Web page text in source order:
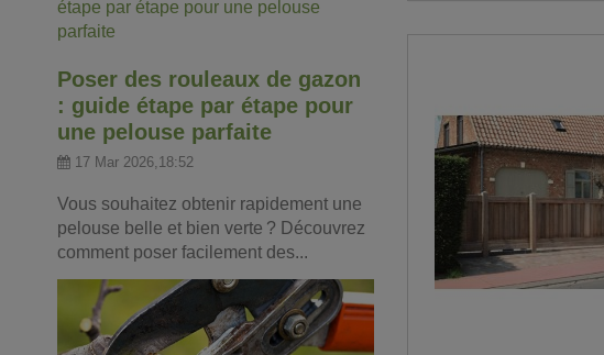
Poser des rouleaux de gazon
: guide étape par étape pour
une pelouse parfaite
17 Mar 2026,18:52
Vous souhaitez obtenir rapidement une
pelouse belle et bien verte ? Découvrez
comment poser facilement des...